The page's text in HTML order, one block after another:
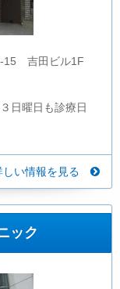
15 吉田ビル1F
日曜日も診療日
しい情報を見る
ック